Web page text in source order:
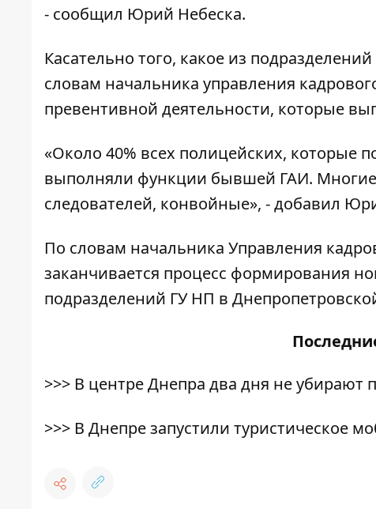
- сообщил Юрий Небеска.
Касательно того, какое из
словам начальника управления
превентивной деятельности, которые
«Около 40% всех полицейских, которые
выполняли функции бывшей ГАИ.
следователей, конвойные», - добавил
По словам начальника Управления
заканчивается процесс формирования
подразделений ГУ НП в
>>> В центре Днепра два дня не убирают
>>> В Днепре запустили туристическое